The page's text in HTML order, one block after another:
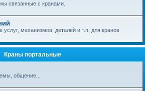
связанные с кранами.
услуг, механизмов, деталей и т.п. для кранов
Краны портальные
общение...